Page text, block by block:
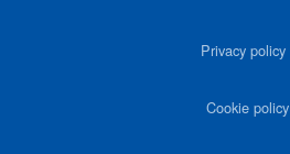
Privacy policy
Cookie policy